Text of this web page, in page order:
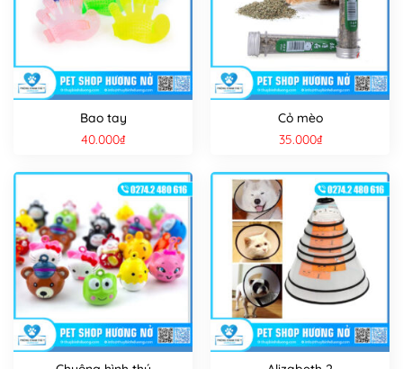
Bao tay
40.000₫
Cỏ mèo
35.000₫